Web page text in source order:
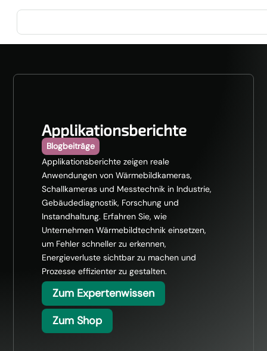
Applikationsberichte
Blogbeiträge
Applikationsberichte zeigen reale
Anwendungen von Wärmebildkameras,
Schallkameras und Messtechnik in Industrie,
Gebäudediagnostik, Forschung und
Instandhaltung. Erfahren Sie, wie
Unternehmen Wärmebildtechnik einsetzen,
um Fehler schneller zu erkennen,
Energieverluste sichtbar zu machen und
Prozesse effizienter zu gestalten.
Zum Expertenwissen
Zum Shop